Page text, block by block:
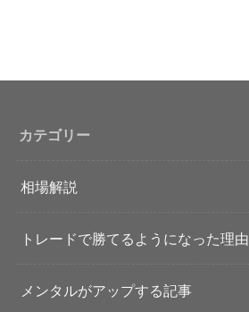
カテゴリー
相場解説
トレードで勝てるようになった理由
メンタルがアップする記事